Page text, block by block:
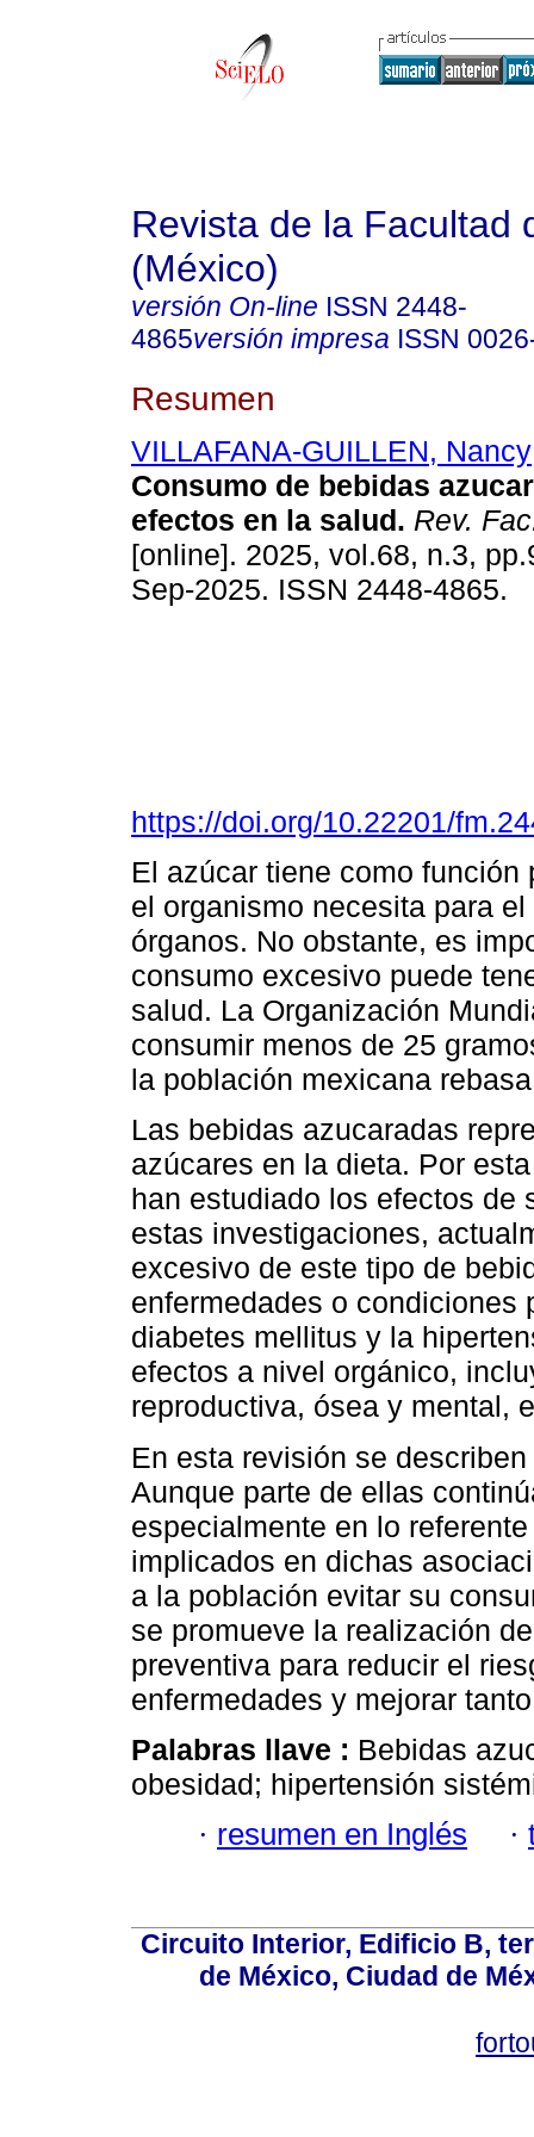
Revista de la Facultad
(México)
versión On-line ISSN 2448-
4865versión impresa ISSN
Resumen
VILLAFANA-GUILLEN, Nancy
Consumo de bebidas
efectos en la salud. Rev.
[online]. 2025, vol.68, n.3,
Sep-2025. ISSN 2448-4865.
https://doi.org/10.22201/
El azúcar tiene como
el organismo necesita para
órganos. No obstante, es
consumo excesivo puede
salud. La Organización
consumir menos de 25
la población mexicana
Las bebidas azucaradas
azúcares en la dieta. Por
han estudiado los efectos de
estas investigaciones,
excesivo de este tipo de
enfermedades o condiciones
diabetes mellitus y la
efectos a nivel orgánico,
reproductiva, ósea y mental,
En esta revisión se
Aunque parte de ellas
especialmente en lo
implicados en dichas
a la población evitar su
se promueve la realización
preventiva para reducir el
enfermedades y mejorar
Palabras llave : Bebidas
obesidad; hipertensión
· resumen en Inglés ·
Circuito Interior, Edificio B,
de México, Ciudad de